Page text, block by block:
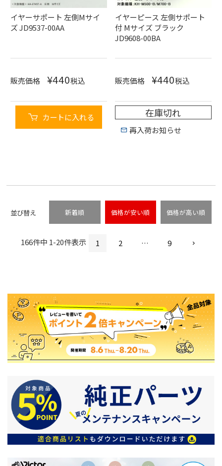
イヤーサポート 左側Mサイ
ズ JD9537-00AA
販売価格 ¥440税込
カートに入れる
イヤーピース 左側サポート
付 Mサイズ ブラック
JD9608-00BA
販売価格 ¥440税込
在庫切れ
再入荷お知らせ
並び替え 新着順 価格が安い順 価格が高い順
166件中 1-20件表示 1 2 … 9